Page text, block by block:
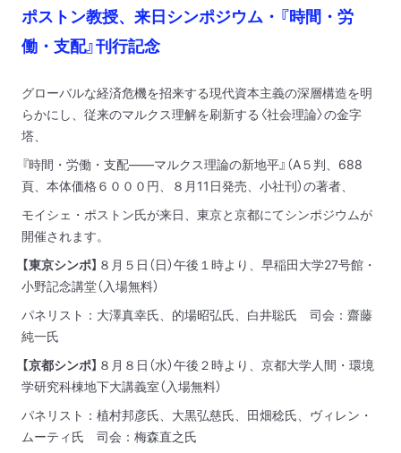
ポストン教授、来日シンポジウム・『時間・労
働・支配』刊行記念
グローバルな経済危機を招来する現代資本主義の深層構造を明
らかにし、従来のマルクス理解を刷新する〈社会理論〉の金字
塔、
『時間・労働・支配——マルクス理論の新地平』（A５判、688
頁、本体価格６０００円、８月11日発売、小社刊）の著者、
モイシェ・ポストン氏が来日、東京と京都にてシンポジウムが
開催されます。
【東京シンポ】 ８月５日（日）午後１時より、早稲田大学27号館・
小野記念講堂（入場無料）
パネリスト：大澤真幸氏、的場昭弘氏、白井聡氏 司会：齋藤
純一氏
【京都シンポ】 ８月８日（水）午後２時より、京都大学人間・環境
学研究科棟地下大講義室（入場無料）
パネリスト：植村邦彦氏、大黒弘慈氏、田畑稔氏、ヴィレン・
ムーティ氏 司会：梅森直之氏